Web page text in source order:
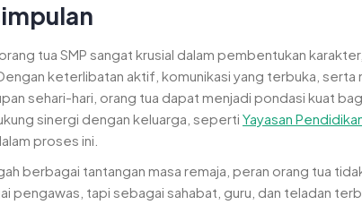
tua SMP sangat krusial dalam pembentukan
keterlibatan aktif, komunikasi yang terbuka,
sehari-hari, orang tua dapat menjadi pondasi kuat
sinergi dengan keluarga, seperti Yayasan
proses ini.
berbagai tantangan masa remaja, peran orang tua
pengawas, tapi sebagai sahabat, guru, dan teladan